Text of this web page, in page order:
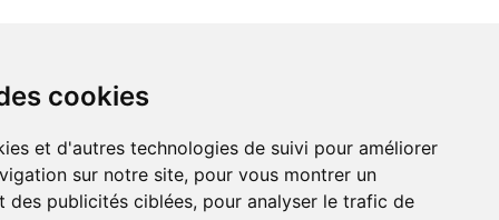
cookies
et d'autres technologies de suivi pour améliorer
sur notre site, pour vous montrer un
des publicités ciblées, pour analyser le trafic de